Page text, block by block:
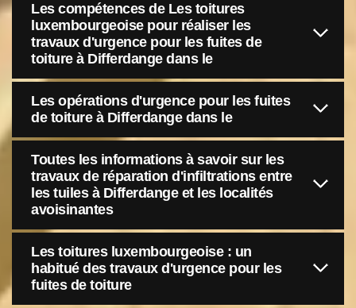
Les compétences de Les toitures
luxembourgeoise pour réaliser les
travaux d'urgence pour les fuites de
toiture à Differdange dans le
Les opérations d'urgence pour les fuites
de toiture à Differdange dans le
Toutes les informations à savoir sur les
travaux de réparation d'infiltrations entre
les tuiles à Differdange et les localités
avoisinantes
Les toitures luxembourgeoise : un
habitué des travaux d'urgence pour les
fuites de toiture